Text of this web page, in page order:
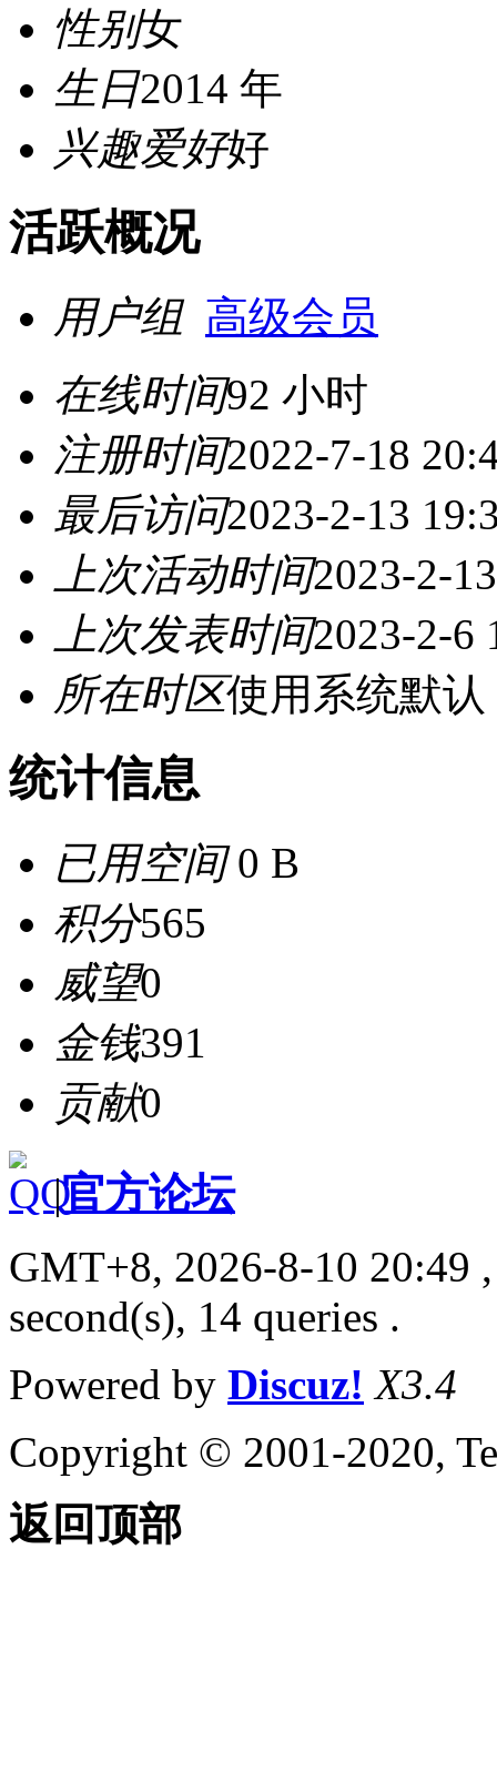
性别女
生日2014 年
兴趣爱好好
活跃概况
用户组 高级会员
在线时间92 小时
注册时间2022-7-18
最后访问2023-2-13
上次活动时间2023-2-
上次发表时间2023-2-6
所在时区使用系统默认
统计信息
已用空间0 B
积分565
威望0
金钱391
贡献0
|官方论坛
GMT+8, 2026-8-10 20:49
second(s), 14 queries .
Powered by Discuz! X3.4
Copyright © 2001-2020,
返回顶部